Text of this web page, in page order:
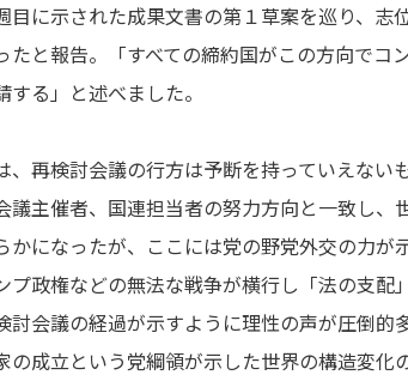
目に示された成果文書の第１草案を巡り、志
たと報告。「すべての締約国がこの方向でコ
する」と述べました。
、再検討会議の行方は予断を持っていえな
議主催者、国連担当者の努力方向と一致し
かになったが、ここには党の野党外交の力
プ政権などの無法な戦争が横行し「法の支配
討会議の経過が示すように理性の声が圧倒
の成立という党綱領が示した世界の構造変化